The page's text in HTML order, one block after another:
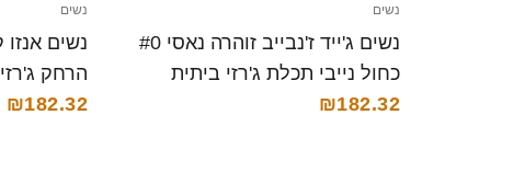
נשים
נשים ג'ייד ז'נבייב זוהרה נאסי #0
כחול נייבי תכלת ג'רזי ביתית
2025/26 חולצה קצרה
₪182.32
נשים
הרחק ג'רזי 2025/26 חולצה קצרה
₪182.32